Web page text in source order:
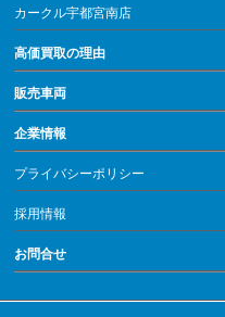
カークル宇都宮南店
高価買取の理由
販売車両
企業情報
プライバシーポリシー
採用情報
お問合せ